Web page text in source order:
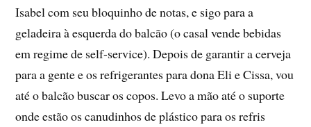
Isabel com seu bloquinho de notas, e sigo para a
geladeira à esquerda do balcão (o casal vende bebidas
em regime de self-service). Depois de garantir a cerveja
para a gente e os refrigerantes para dona Eli e Cissa, vou
até o balcão buscar os copos. Levo a mão até o suporte
onde estão os canudinhos de plástico para os refris